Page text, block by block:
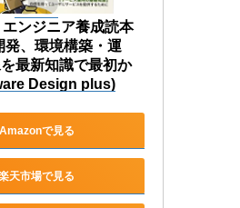
ンジニア養成読本
発、環境構築・運
最新知識で最初か
Design plus)
Amazonで見る
天市場で見る